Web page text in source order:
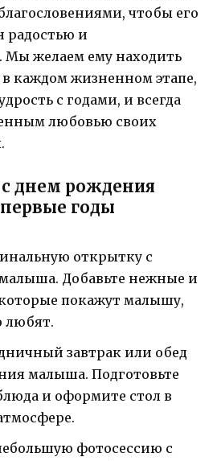
чтобы его
радостью и
Мы желаем ему находить
каждом жизненном этапе,
с годами, и всегда
любовью своих
днем рождения
годы
открытку с
Добавьте нежные и
покажут малышу,
любят.
завтрак или обед
малыша. Подготовьте
и оформите стол в
фотосессию с